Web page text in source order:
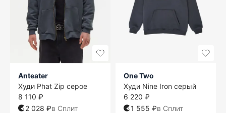
Anteater
Худи Phat Zip серое
8 110 ₽
2 028 ₽в Сплит
One Two
Худи Nine Iron серый
6 220 ₽
1 555 ₽в Сплит